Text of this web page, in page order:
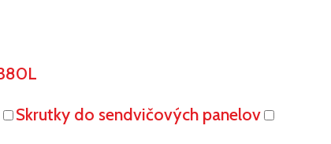
Skrutky do sendvičových panelov